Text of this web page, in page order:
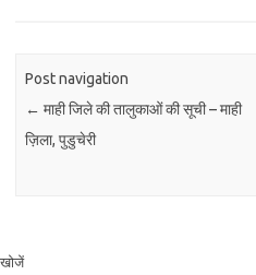
Post navigation
← माही जिले की तालुकाओं की सूची – माही
ज़िला, पुडुचेरी
खोजें